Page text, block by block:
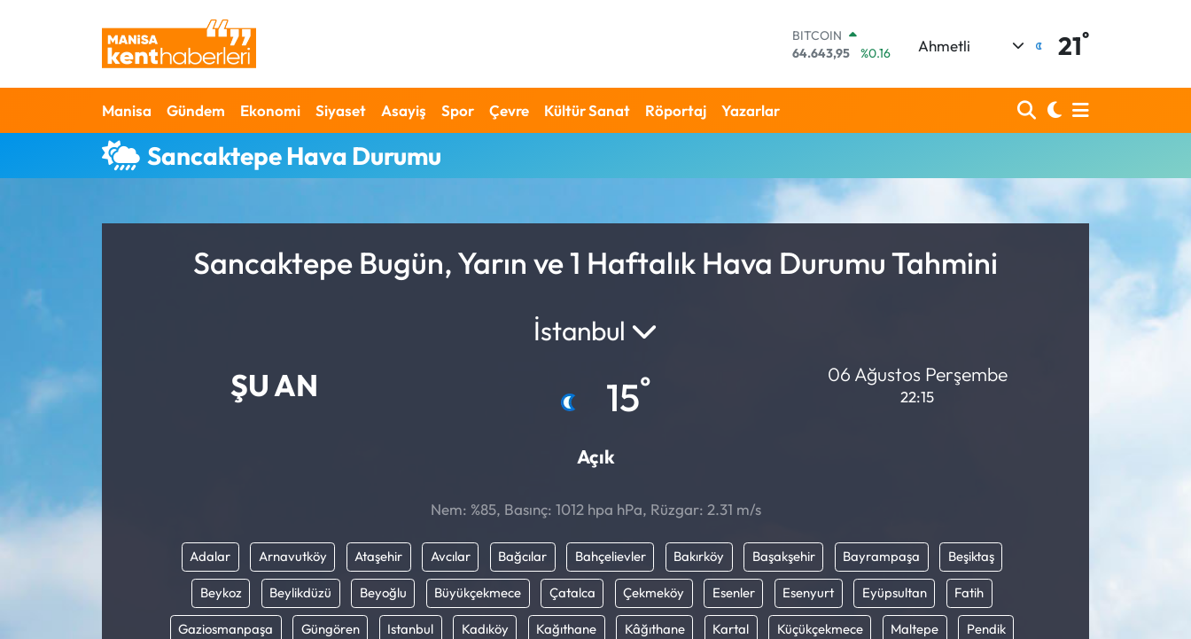
BITCOIN
64.643,95
%0.16
47,6704
%0
GRAM ALTIN
6500.87
%0.12
Ahmetli 21°
Manisa Gündem Ekonomi Siyaset Asayiş Spor Çevre Kültür Sanat Röportaj Yazarlar
Sancaktepe Hava Durumu
Sancaktepe Bugün, Yarın ve 1 Haftalık Hava Durumu Tahmini
ŞU AN
İstanbul
15°
Açık
06 Ağustos Perşembe
22:15
Nem: %85, Basınç: 1012 hpa hPa, Rüzgar: 2.31 m/s
Adalar Arnavutköy Ataşehir Avcılar Bağcılar Bahçelievler Bakırköy Başakşehir Bayrampaşa Beşiktaş
Beykoz Beylikdüzü Beyoğlu Büyükçekmece Çatalca Çekmeköy Esenler Esenyurt Eyüpsultan Fatih
Gaziosmanpaşa Güngören Istanbul Kadıköy Kağıthane Kâğıthane Kartal Küçükçekmece Maltepe Pendik
Ahmetli Hava Durumu
Ahmetli Trafik Yoğunluk Haritası
Süper Lig Puan Durumu ve Fikstür